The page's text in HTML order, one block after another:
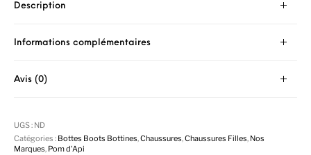
Description
Informations complémentaires
Avis (0)
UGS : ND
Catégories : Bottes Boots Bottines ,Chaussures ,Chaussures Filles Nos
Marques Pom d'Api